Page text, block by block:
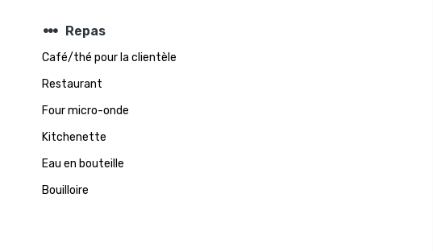
steppers Repas
Café/thé pour la clientèle
Restaurant
Four micro-onde
Kitchenette
Eau en bouteille
Bouilloire